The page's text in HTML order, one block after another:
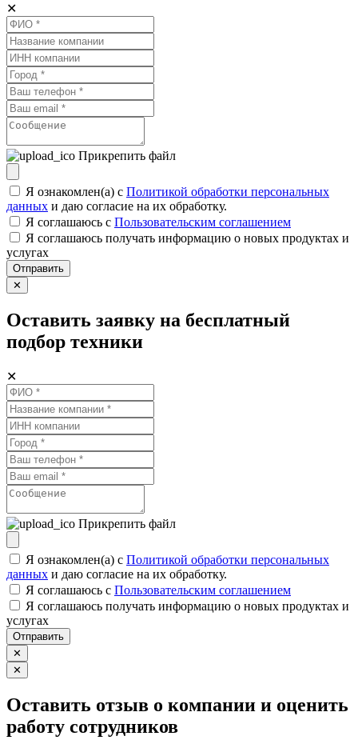
✕
Прикрепить файл
Я ознакомлен(а) с Политикой обработки персональных
данных и даю согласие на их обработку.
Я соглашаюсь c Пользовательским соглашением
Я соглашаюсь получать информацию о новых продуктах и
услугах
Отправить
✕
Оставить заявку на бесплатный
подбор техники
✕
Прикрепить файл
Я ознакомлен(а) с Политикой обработки персональных
данных и даю согласие на их обработку.
Я соглашаюсь c Пользовательским соглашением
Я соглашаюсь получать информацию о новых продуктах и
услугах
Отправить
✕
✕
Оставить отзыв о компании и оценить
работу сотрудников